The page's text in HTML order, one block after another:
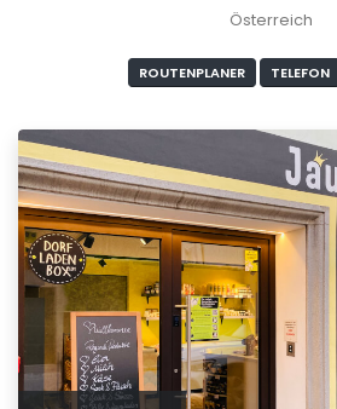
Österreich
ROUTENPLANER TELEFON